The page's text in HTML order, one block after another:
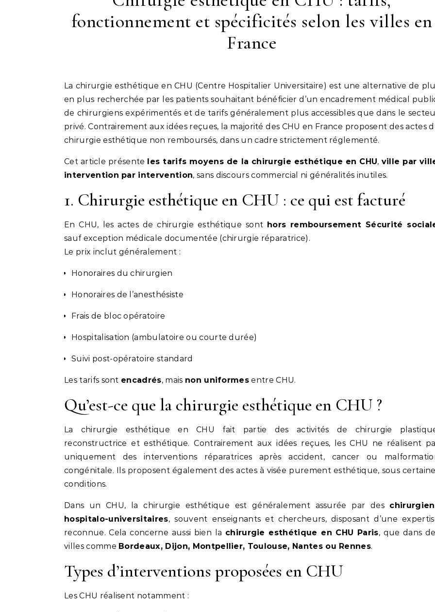
fonctionnement et spécificités selon les villes en
France
La chirurgie esthétique en CHU (Centre Hospitalier Universitaire) est une alternative de plus
en plus recherchée par les patients souhaitant bénéficier d’un encadrement médical
de chirurgiens expérimentés et de tarifs généralement plus accessibles que dans le
privé. Contrairement aux idées reçues, la majorité des CHU en France proposent des actes
chirurgie esthétique non remboursés, dans un cadre strictement réglementé.
Cet article présente les tarifs moyens de la chirurgie esthétique en CHU, ville par
intervention par intervention, sans discours commercial ni généralités inutiles.
1. Chirurgie esthétique en CHU : ce qui est facturé
En CHU, les actes de chirurgie esthétique sont hors remboursement Sécurité
sauf exception médicale documentée (chirurgie réparatrice).
Le prix inclut généralement :
Honoraires du chirurgien
Honoraires de l’anesthésiste
Frais de bloc opératoire
Hospitalisation (ambulatoire ou courte durée)
Suivi post-opératoire standard
Les tarifs sont encadrés, mais non uniformes entre CHU.
Qu’est-ce que la chirurgie esthétique en CHU ?
La chirurgie esthétique en CHU fait partie des activités de chirurgie
reconstructrice et esthétique. Contrairement aux idées reçues, les CHU ne réalisent
uniquement des interventions réparatrices après accident, cancer ou
congénitale. Ils proposent également des actes à visée purement esthétique, sous
conditions.
Dans un CHU, la chirurgie esthétique est généralement assurée par des
hospitalo-universitaires, souvent enseignants et chercheurs, disposant d’une
reconnue. Cela concerne aussi bien la chirurgie esthétique en CHU Paris, que dans
villes comme Bordeaux, Dijon, Montpellier, Toulouse, Nantes ou Rennes.
Types d’interventions proposées en CHU
Les CHU réalisent notamment :